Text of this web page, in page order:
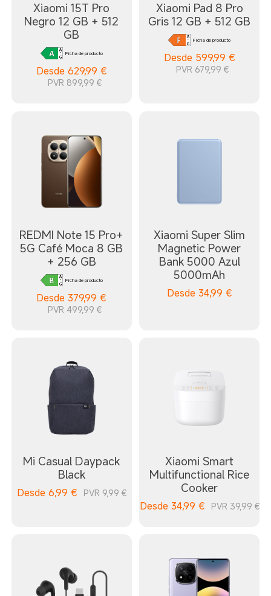
Xiaomi 15T Pro
Negro 12 GB + 512
GB
Ficha de producto
Desde 629,99 €
PVR 899,99 €
Xiaomi Pad 8 Pro
Gris 12 GB + 512 GB
Ficha de producto
Desde 599,99 €
PVR 679,99 €
REDMI Note 15 Pro+
5G Café Moca 8 GB
+ 256 GB
Ficha de producto
Desde 379,99 €
PVR 499,99 €
Xiaomi Super Slim
Magnetic Power
Bank 5000 Azul
5000mAh
Desde 34,99 €
Mi Casual Daypack
Black
Desde 6,99 € PVR 9,99 €
Xiaomi Smart
Multifunctional Rice
Cooker
Desde 34,99 € PVR 39,99 €